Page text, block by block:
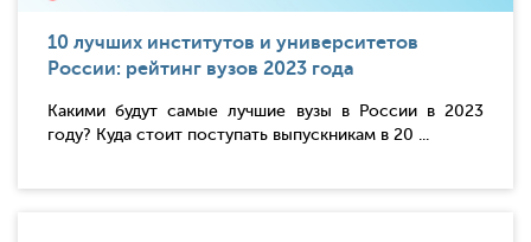
10 лучших институтов и университетов
России: рейтинг вузов 2023 года
Какими будут самые лучшие вузы в России в 2023
году? Куда стоит поступать выпускникам в 20 ...